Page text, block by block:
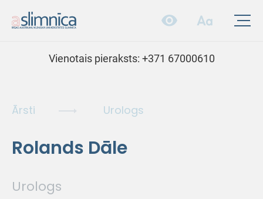
Vienotais pieraksts: +371 67000610
Ārsti Urologs
Rolands Dāle
Urologs